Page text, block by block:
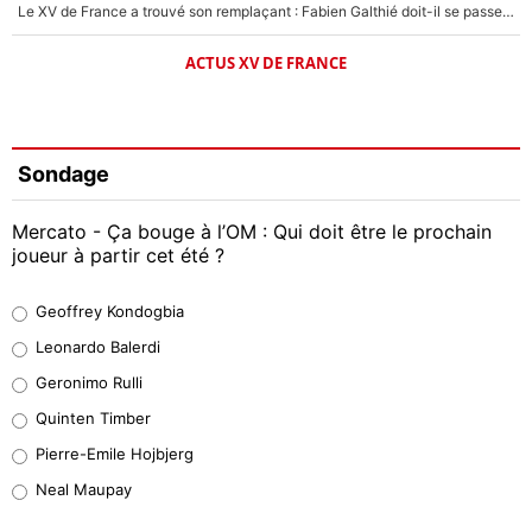
Le XV de France a trouvé son remplaçant : Fabien Galthié doit-il se passer d'Antoine Dupont ?
ACTUS XV DE FRANCE
Sondage
Mercato - Ça bouge à l’OM : Qui doit être le prochain
joueur à partir cet été ?
38%
32%
5%
Geoffrey Kondogbia
Leonardo Balerdi
Geronimo Rulli
Quinten Timber
Pierre-Emile Hojbjerg
Neal Maupay